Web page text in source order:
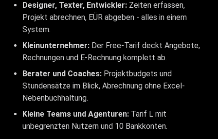
Designer, Texter, Entwickler: Zeiten erfassen,
Projekt abrechnen, EÜR abgeben - alles in einem
System.
Kleinunternehmer: Der Free-Tarif deckt Angebote,
Rechnungen und E-Rechnung komplett ab.
Berater und Coaches: Projektbudgets und
Stundensätze im Blick, Abrechnung ohne Excel-
Nebenbuchhaltung.
Kleine Teams und Agenturen: Tarif L mit
unbegrenzten Nutzern und 10 Bankkonten.